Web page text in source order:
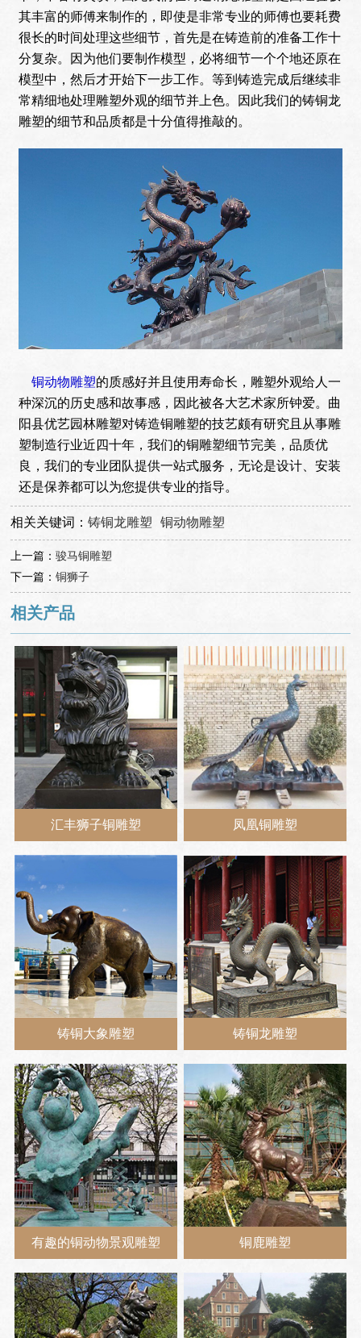
其丰富的师傅来制作的，即使是非常专业的师傅也要耗费
很长的时间处理这些细节，首先是在铸造前的准备工作十
分复杂。因为他们要制作模型，必将细节一个个地还原在
模型中，然后才开始下一步工作。等到铸造完成后继续非
常精细地处理雕塑外观的细节并上色。因此我们的铸铜龙
雕塑的细节和品质都是十分值得推敲的。
铜动物雕塑的质感好并且使用寿命长，雕塑外观给人一
种深沉的历史感和故事感，因此被各大艺术家所钟爱。曲
阳县优艺园林雕塑对铸造铜雕塑的技艺颇有研究且从事雕
塑制造行业近四十年，我们的铜雕塑细节完美，品质优
良，我们的专业团队提供一站式服务，无论是设计、安装
还是保养都可以为您提供专业的指导。
相关关键词：铸铜龙雕塑 铜动物雕塑
上一篇：骏马铜雕塑
下一篇：铜狮子
相关产品
汇丰狮子铜雕塑 凤凰铜雕塑
铸铜大象雕塑 铸铜龙雕塑
有趣的铜动物景观雕塑 铜鹿雕塑